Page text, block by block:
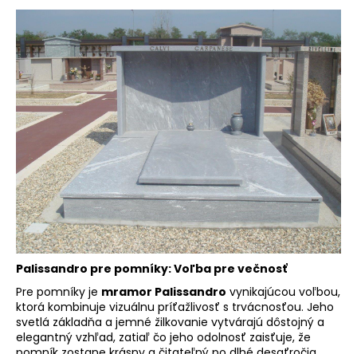
Palissandro pre pomníky: Voľba pre večnosť
Pre pomníky je mramor Palissandro vynikajúcou voľbou,
ktorá kombinuje vizuálnu príťažlivosť s trvácnosťou. Jeho
svetlá základňa a jemné žilkovanie vytvárajú dôstojný a
elegantný vzhľad, zatiaľ čo jeho odolnosť zaisťuje, že